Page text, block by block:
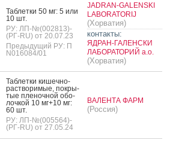
Таб­летки 50 мг: 5 или
10 шт.
РУ: ЛП-№(002813)-
(РГ-RU) от 20.07.23
Предыдущий РУ: П
N016084/01
JADRAN-GALENSKI
LABORATORIJ
(Хорватия)
контакты:
ЯДРАН-ГАЛЕНСКИ
ЛАБОРАТОРИЙ а.о.
(Хорватия)
Таб­летки ки­шеч­но­
рас­тво­римые, пок­ры­
тые пле­ноч­ной обо­
лоч­кой 10 мг+10 мг:
60 шт.
РУ: ЛП-№(005564)-
(РГ-RU) от 27.05.24
ВАЛЕНТА ФАРМ
(Россия)